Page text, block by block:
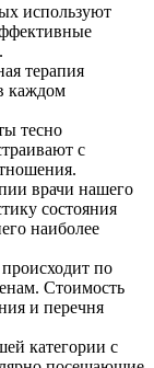
используют
терапия
каждом
тесно
с
врачи нашего
состояния
наиболее
по
Стоимость
и перечня
категории с